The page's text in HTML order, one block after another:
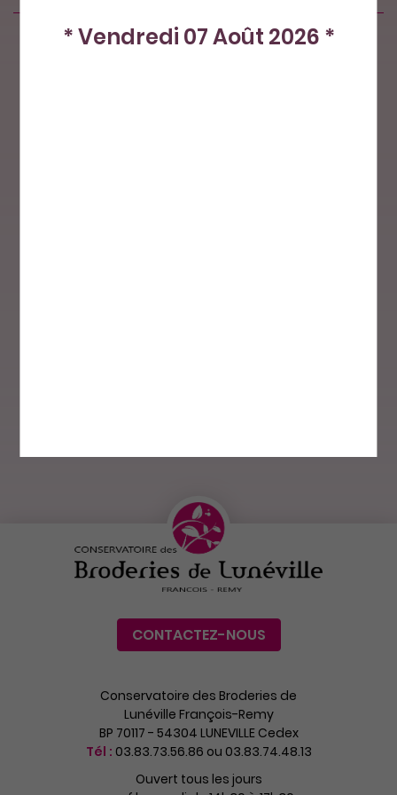
* Vendredi 07 Août 2026 *
Produits similaires
CONTACTEZ-NOUS
Conservatoire des Broderies de
Lunéville François-Remy
BP 70117 - 54304 LUNEVILLE Cedex
Tél : 03.83.73.56.86 ou 03.83.74.48.13
Ouvert tous les jours